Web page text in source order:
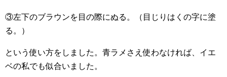
③左下のブラウンを目の際にぬる。（目じりはくの字に塗
る。）
という使い方をしました。青ラメさえ使わなければ、イエ
ベの私でも似合いました。